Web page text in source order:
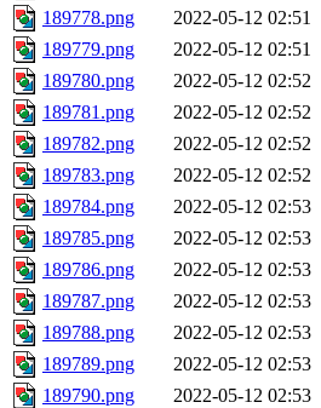
189778.png
2022-05-12 02:51
189779.png
2022-05-12 02:51
189780.png
2022-05-12 02:52
189781.png
2022-05-12 02:52
189782.png
2022-05-12 02:52
189783.png
2022-05-12 02:52
189784.png
2022-05-12 02:53
189785.png
2022-05-12 02:53
189786.png
2022-05-12 02:53
189787.png
2022-05-12 02:53
189788.png
2022-05-12 02:53
189789.png
2022-05-12 02:53
189790.png
2022-05-12 02:53